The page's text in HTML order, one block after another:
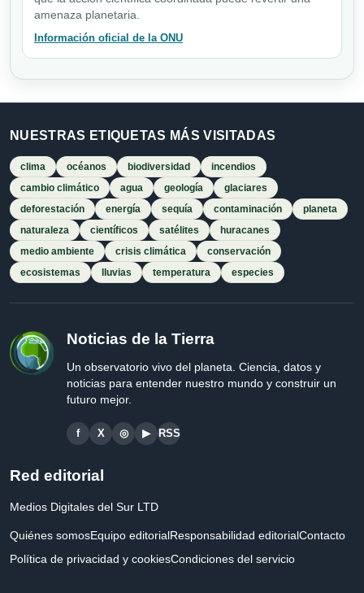
amenaza planetaria.
Información oficial de la ONU
NUESTRAS ETIQUETAS MÁS VISITADAS
clima océanos biodiversidad
incendios
cambio climático
agua geología
glaciares
deforestación
energía sequía contaminación
planeta
naturaleza
científicos satélites
huracanes
medio ambiente
crisis climática
conservación
ecosistemas
lluvias temperatura especies
Noticias de la Tierra
Un observatorio vivo del planeta. Ciencia, datos y
noticias para entender nuestro mundo y construir un
futuro mejor.
f X ◎ ▶ RSS
Red editorial
Medios Digitales del Sur LTD
Quiénes somosEquipo editorialResponsabilidad editorialContacto
Política de privacidad y cookiesCondiciones del servicio